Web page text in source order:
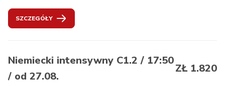
przygotowanie do egzaminu ÖSD.
rozumienie dyskusji na tematy specjalistyczne,
globalne rozumienie fachowych tekstów,
stosowanie gry słów i dowcipów językowych,
swobodne wypowiadanie się na większość tematów,
stosowanie w razie potrzeby zwrotów wyrażających
SZCZEGÓŁY
Niemiecki intensywny C1.2 / 17:50
/ od 27.08.
ZŁ 1.820